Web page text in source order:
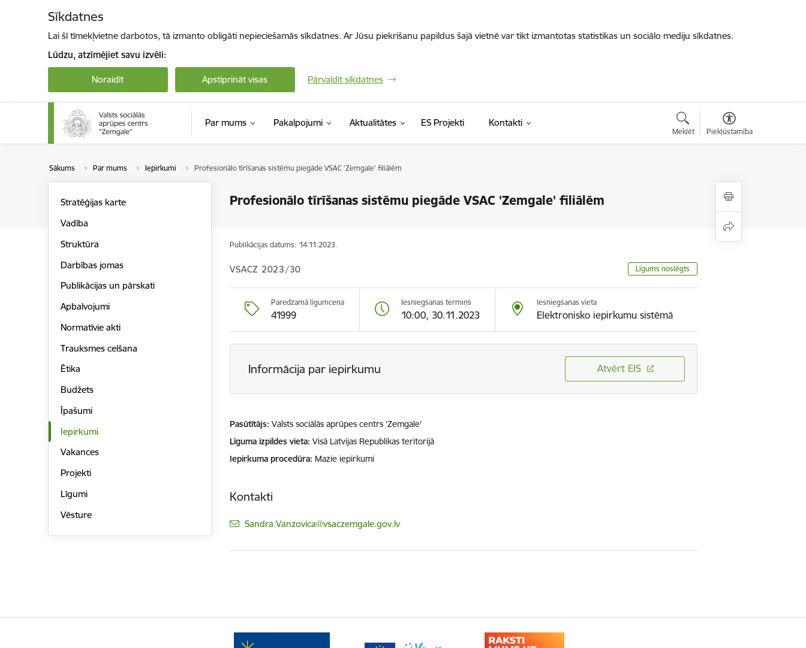
Sīkdatnes
Lai šī tīmekļvietne darbotos, tā izmanto obligāti nepieciešamās sīkdatnes. Ar Jūsu piekrišanu papildus šajā vietnē var tikt izmantotas statistikas un sociālo mediju sīkdatnes.
Lūdzu, atzīmējiet savu izvēli:
Noraidīt Apstiprināt visas Pārvaldīt sīkdatnes
Par mums Pakalpojumi Aktualitātes ES Projekti Kontakti
Meklēt Piekļūstamība
Sākums Par mums Iepirkumi Profesionālo tīrīšanas sistēmu piegāde VSAC 'Zemgale' filiālēm
Profesionālo tīrīšanas sistēmu piegāde VSAC 'Zemgale' filiālēm
Stratēģijas karte
Vadība
Struktūra
Darbības jomas
Publikācijas un pārskati
Apbalvojumi
Normatīvie akti
Trauksmes celšana
Ētika
Budžets
Īpašumi
Iepirkumi
Vakances
Projekti
Līgumi
Vēsture
Publikācijas datums: 14.11.2023.
VSACZ 2023/30 Līgums noslēgts
Paredzamā līgumcena
41999
Iesniegšanas termiņš
10:00, 30.11.2023
Iesniegšanas vieta
Elektronisko iepirkumu sistēmā
Informācija par iepirkumu Atvērt EIS
Pasūtītājs Valsts sociālās aprūpes centrs 'Zemgale'
Līguma izpildes vieta Visā Latvijas Republikas teritorijā
Iepirkuma procedūra Mazie iepirkumi
Kontakti
E-pasts:
Sandra.Vanzovica@vsaczemgale.gov.lv